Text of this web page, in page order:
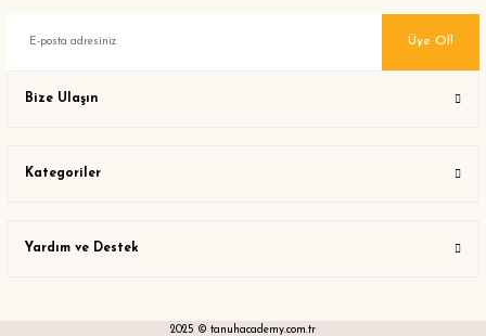
Üye Ol!
Bize Ulaşın
Kategoriler
Yardım ve Destek
2025 © tanuhacademy.com.tr